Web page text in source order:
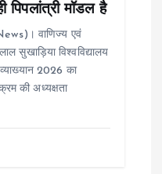
पिपलांत्री मॉडल है
वाणिज्य एवं
सुखाड़िया विश्वविद्यालय
2026 का
की अध्यक्षता